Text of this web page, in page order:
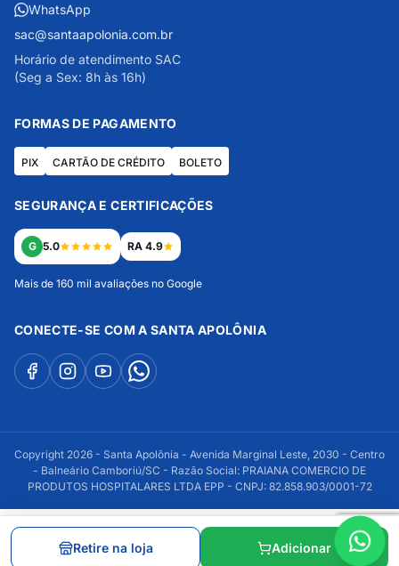
WhatsApp
sac@santaapolonia.com.br
Horário de atendimento SAC
(Seg a Sex: 8h às 16h)
FORMAS DE PAGAMENTO
PIX CARTÃO DE CRÉDITO BOLETO
SEGURANÇA E CERTIFICAÇÕES
G 5.0 RA 4.9
Mais de 160 mil avaliações no Google
CONECTE-SE COM A SANTA APOLÔNIA
Copyright 2026 - Santa Apolônia - Avenida Marginal Leste, 2030 - Centro
- Balneário Camboriú/SC - Razão Social: PRAIANA COMERCIO DE
PRODUTOS HOSPITALARES LTDA EPP - CNPJ: 82.858.903/0001-72
Retire na loja Adicionar